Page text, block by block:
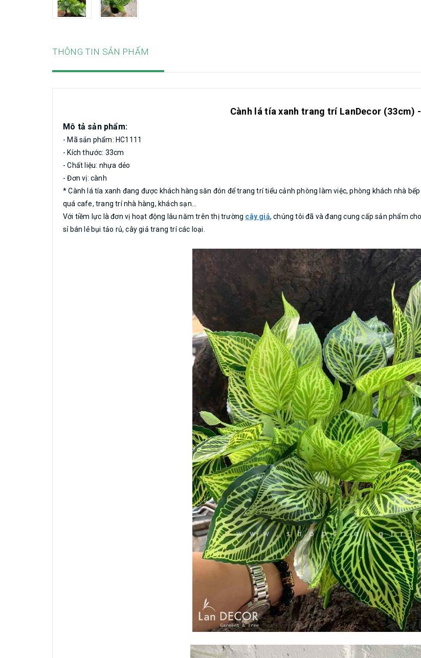
THÔNG TIN SẢN PHẨM
Cành lá tía xanh trang trí LanDecor (33cm) -
Mô tả sản phẩm:
- Mã sản phẩm: HC1111
- Kích thước: 33cm
- Chất liệu: nhựa dẻo
- Đơn vị: cành
* Cành lá tía xanh đang được khách hàng săn đón để trang trí tiểu cảnh phòng làm việc, phòng khách nhà
quá cafe, trang trí nhà hàng, khách sạn…
Với tiềm lực là đơn vị hoạt động lâu năm trên thị trường cây giả, chúng tôi đã và đang cung cấp sản phẩm
sỉ bán lẻ bụi tảo rủ, cây giả trang trí các loại.